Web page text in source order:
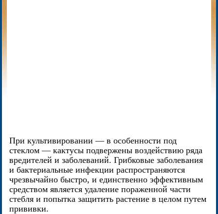
При культивировании — в особенности под
стеклом — кактусы подвержены воздействию ряда
вредителей и заболеваний. Грибковые заболевания
и бактериальные инфекции распространяются
чрезвычайно быстро, и единственно эффективным
средством является удаление пораженной части
стебля и попытка защитить растение в целом путем
прививки.